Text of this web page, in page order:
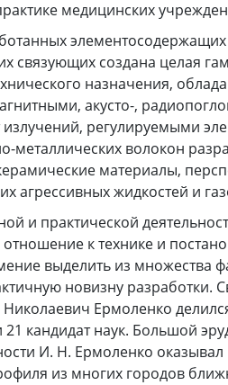
медицинских
связующих создана целая
назначения,
акусто-,
регулируемыми
металлических волокон
материалы,
агрессивных жидкостей и
и практической
к технике и
выделить из
новизну разработки.
Ермоленко
21 кандидат наук. Большой
И. Н. Ермоленко
из многих городов